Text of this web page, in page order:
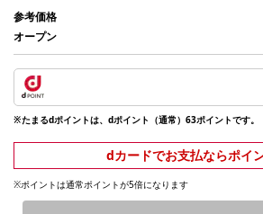
参考価格
オープン
※たまるdポイントは、dポイント（通常）63ポイントです。
dカードでお支払ならポイ
※ポイントは通常ポイントが5倍になります